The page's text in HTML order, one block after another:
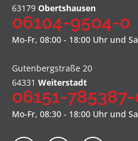
63179 Obertshausen
06104-9504-0
Mo-Fr, 08:00 - 18:00 Uhr und
Gutenbergstraße 20
64331 Weiterstadt
06151-
Mo-Fr, 08:30 - 18:00 Uhr und